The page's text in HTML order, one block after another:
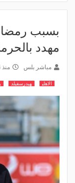
بسبب
مهدد
مباشر بلس منذ 4 سنوات
الاهلي هيدرسفيلد